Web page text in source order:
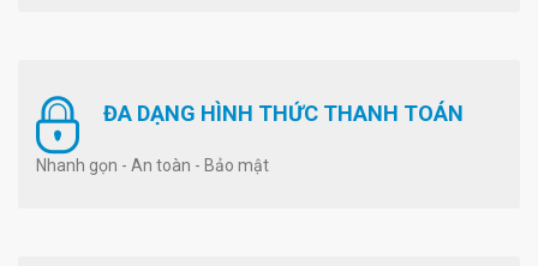
ĐA DẠNG HÌNH THỨC THANH TOÁN
Nhanh gọn - An toàn - Bảo mật